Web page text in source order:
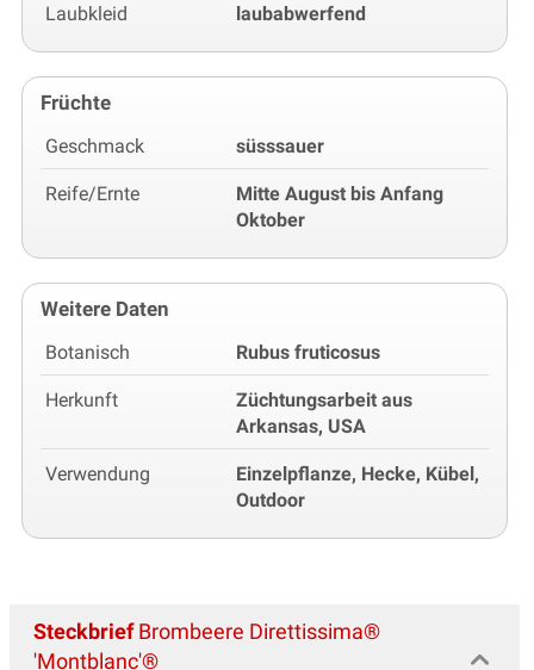
Laubkleid laubabwerfend
Früchte
Geschmack süsssauer
Reife/Ernte
Mitte August bis Anfang
Oktober
Weitere Daten
Botanisch Rubus fruticosus
Herkunft
Züchtungsarbeit aus
Arkansas, USA
Verwendung
Einzelpflanze, Hecke, Kübel,
Outdoor
SteckbriefBrombeere Direttissima®
'Montblanc'®